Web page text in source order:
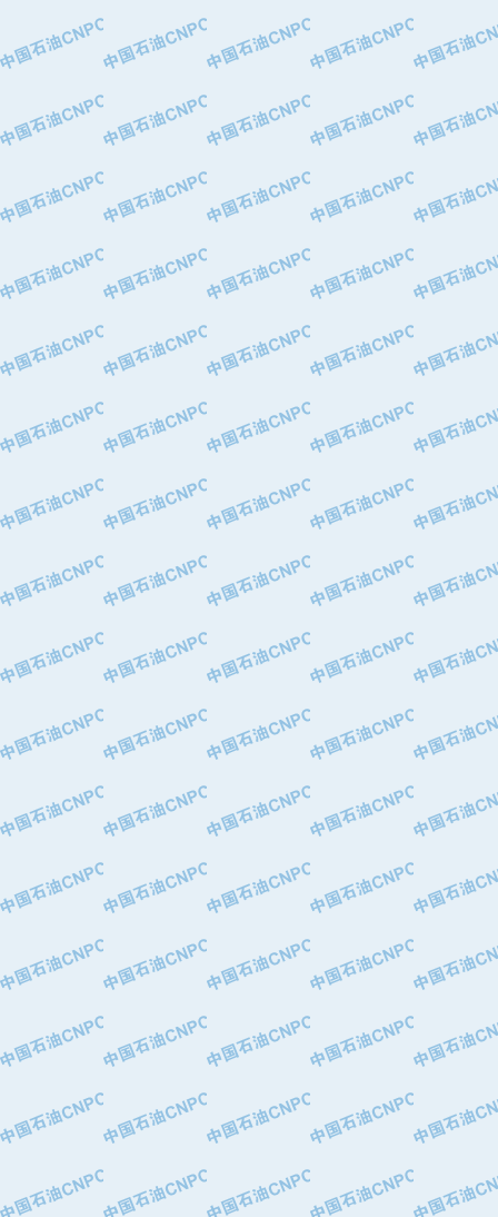
·上海高桥石化
·中国石化扬子石油化工股份有限公司
·中国石化长岭炼化公司
·中国石油长庆油田分公司
·山东墨龙石油机械股份有限公司
·大庆油田物资集团
·斯伦贝谢(天津)采油机械有限公司
·南阳防爆集团有限公司
·乳山市力久特种电机有限公司
·无锡西姆莱斯石油专用管制造有限公
·沈阳全密封变压器股份有限公司
·河北华北石油天成实业集团有限公司
·特变电工股份有限公司
·中国石化镇海炼油化工股份有限公司
·三明高中压阀门有限公司
·宁波永泰塑料机械有限公司宁波高压
·上海人民企业集团有限公司
·西安巨力石油技术有限责任公司
·青岛汉缆股份有限公司
·厦门市榕兴新世纪石油设备制造有限
·大港油田集团中成机械制造有限公司
·承德司达石油装备开发公司
·四川明星电缆有限公司
·中国石油大庆石油化工总厂
·北京三盈联合石油技术有限公司
·中国石油化工股份有限公司催化剂长
·北京长空工业有限公司
·北京中旭阳光石油天然气科技有限公
·托肯恒山科技（广州）有限公司
·北京德泰联华科技发展有限公司
·美钻石油钻采系统（上海）有限公司
·陕西爱瑞德控制工程有限公司
·成都中寰机电设备有限公司
·河北保定天威集团特变电气有限公司
·中国石油辽阳石油化纤公司
·托肯恒山科技（广州）有限公司